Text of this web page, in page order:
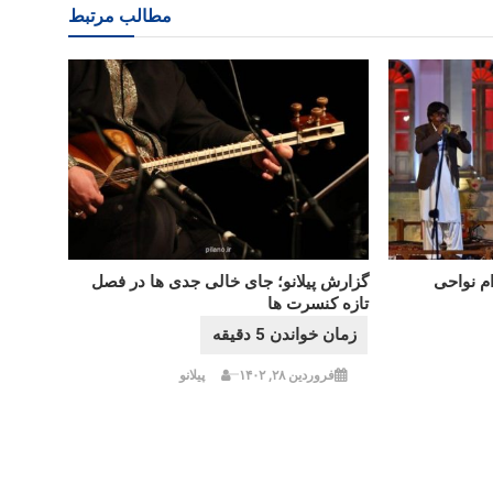
مطالب مرتبط
گزارش پیلانو؛ جای خالی جدی ها در فصل
تازه کنسرت ها
فروردین ۲۸, ۱۴۰۲ پیلانو
نواحی